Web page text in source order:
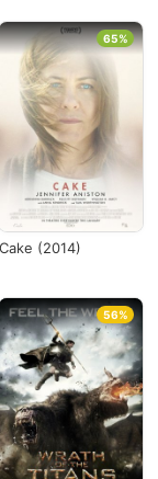
Cake (2014)
65%
56%